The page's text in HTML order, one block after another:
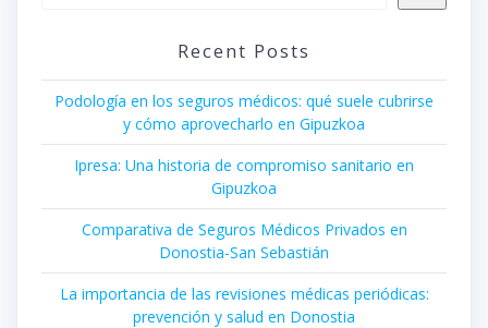
Recent Posts
Podología en los seguros médicos: qué suele cubrirse
y cómo aprovecharlo en Gipuzkoa
Ipresa: Una historia de compromiso sanitario en
Gipuzkoa
Comparativa de Seguros Médicos Privados en
Donostia-San Sebastián
La importancia de las revisiones médicas periódicas:
prevención y salud en Donostia